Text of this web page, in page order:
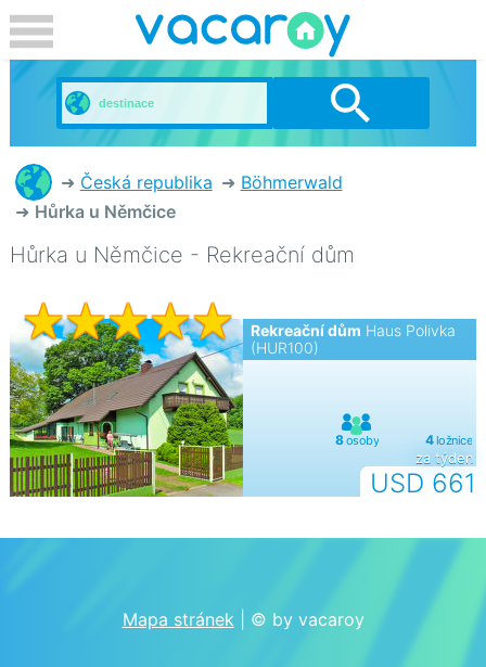
Česká republika
Böhmerwald
Hůrka u Němčice
Hůrka u Němčice - Rekreační dům
Rekreační dům Haus Polivka
(HUR100)
USD 661
za týden
Mapa stránek | © by vacaroy